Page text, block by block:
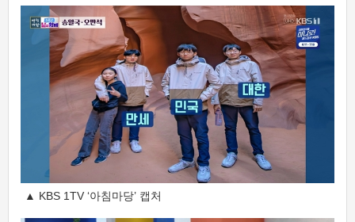
▲ KBS 1TV ‘아침마당’ 캡처